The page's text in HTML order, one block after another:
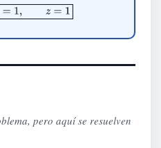
=1,z
pero aquí se resuelven